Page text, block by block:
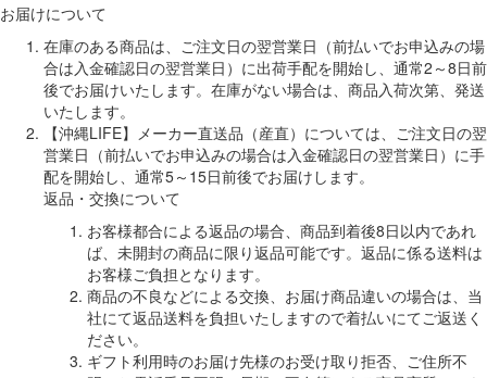
お届けについて
在庫のある商品は、ご注文日の翌営業日（前払いでお申込みの場
合は入金確認日の翌営業日）に出荷手配を開始し、通常2～8日前
後でお届けいたします。在庫がない場合は、商品入荷次第、発送
いたします。
【沖縄LIFE】メーカー直送品（産直）については、ご注文日の翌
営業日（前払いでお申込みの場合は入金確認日の翌営業日）に手
配を開始し、通常5～15日前後でお届けします。
返品・交換について
お客様都合による返品の場合、商品到着後8日以内であれ
ば、未開封の商品に限り返品可能です。返品に係る送料は
お客様ご負担となります。
商品の不良などによる交換、お届け商品違いの場合は、当
社にて返品送料を負担いたしますので着払いにてご返送く
ださい。
ギフト利用時のお届け先様のお受け取り拒否、ご住所不